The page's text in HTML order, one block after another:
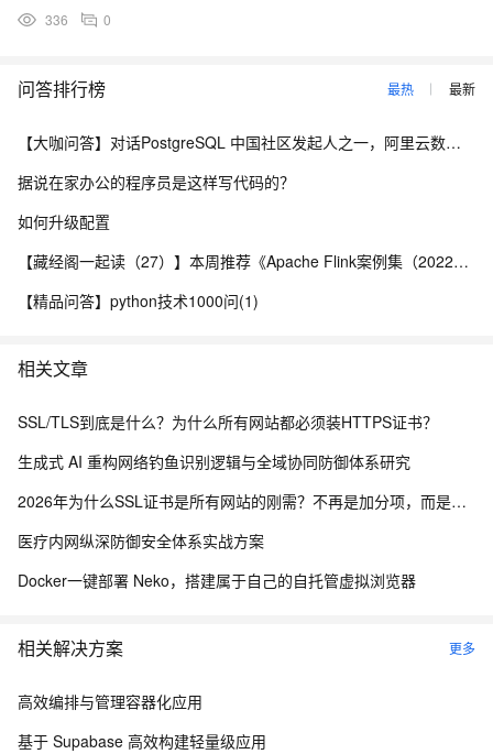
336 0
问答排行榜 最热 最新
【大咖问答】对话PostgreSQL 中国社区发起人之一，阿里云数据库高级专家 德哥
据说在家办公的程序员是这样写代码的？
如何升级配置
【藏经阁一起读（27）】本周推荐《Apache Flink案例集（2022版）》，你有哪些心得？
【精品问答】python技术1000问(1)
相关文章
SSL/TLS到底是什么？为什么所有网站都必须装HTTPS证书？
生成式 AI 重构网络钓鱼识别逻辑与全域协同防御体系研究
2026年为什么SSL证书是所有网站的刚需？不再是加分项，而是建站底线
医疗内网纵深防御安全体系实战方案
Docker一键部署 Neko，搭建属于自己的自托管虚拟浏览器
相关解决方案 更多
高效编排与管理容器化应用
基于 Supabase 高效构建轻量级应用